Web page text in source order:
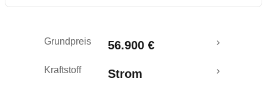
Reichweitenrechner
Crashtest
Grundpreis 56.900 €
Kraftstoff Strom